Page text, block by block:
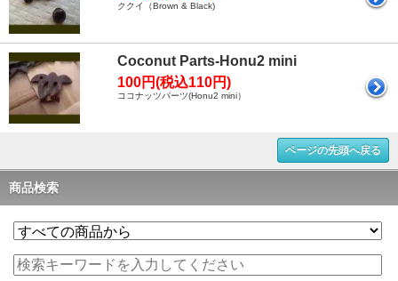
ククイ（Brown & Black)
Coconut Parts-Honu2 mini
100円(税込110円)
ココナッツパーツ(Honu2 mini）
ページの先頭へ戻る
商品検索